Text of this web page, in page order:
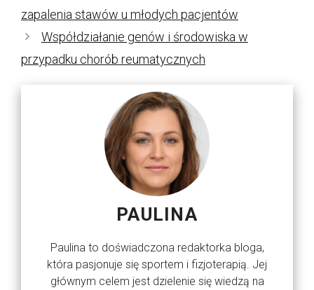
zapalenia stawów u młodych pacjentów
Współdziałanie genów i środowiska w
przypadku chorób reumatycznych
PAULINA
Paulina to doświadczona redaktorka bloga,
która pasjonuje się sportem i fizjoterapią. Jej
głównym celem jest dzielenie się wiedzą na